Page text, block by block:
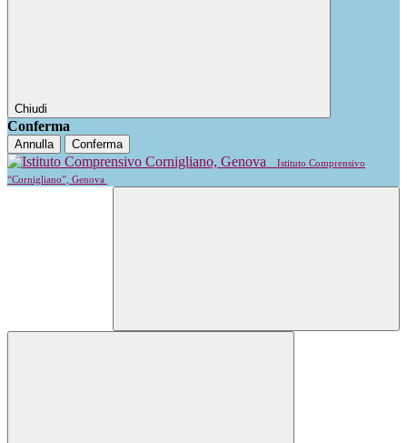
Chiudi
Conferma
Annulla Conferma
Istituto Comprensivo
“Cornigliano”, Genova